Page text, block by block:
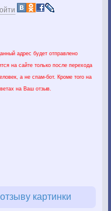
адрес будет отправлено
на сайте только после перехода
а не спам-бот. Кроме того на
на Ваш отзыв.
картинки